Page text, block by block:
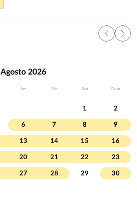
Agosto 2026
Jue Vie Sab Dom
1 2
6 7 8 9
13 14 15 16
20 21 22 23
27 28 29 30